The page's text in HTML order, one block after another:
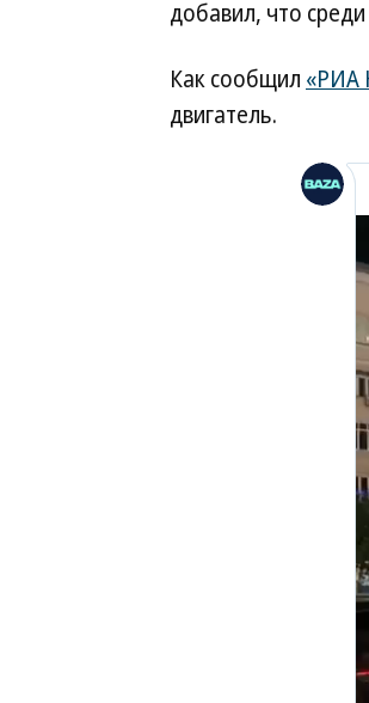
добавил, что
Как сообщил «РИА
двигатель.